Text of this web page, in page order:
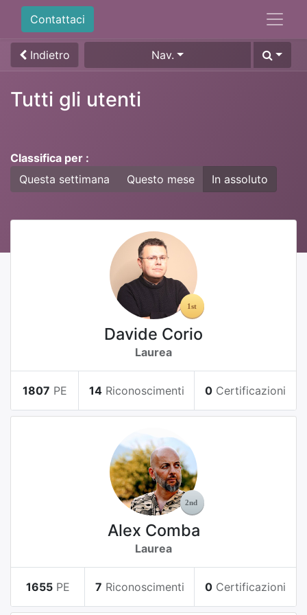
Contattaci
Indietro Nav.
Tutti gli utenti
Classifica per :
Questa settimana
Questo mese In assoluto
Davide Corio
Laurea
1807 PE 14 Riconoscimenti 0 Certificazioni
Alex Comba
Laurea
1655 PE 7 Riconoscimenti 0 Certificazioni